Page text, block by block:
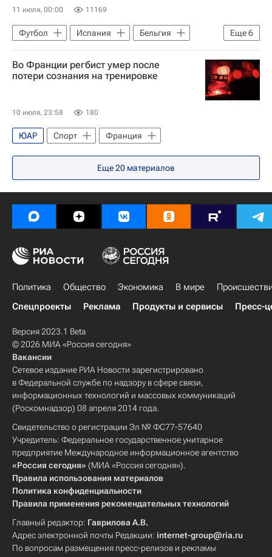
11 июля, 00:00 11169
Еще6
Футбол Испания
Бельгия
ЧМ по футболу 2026
Микель Мерино
Фабиан Руис
Шарль Де Кетеларе
Во Франции регбист умер после
потери сознания на тренировке
10 июля, 23:58 180
ЮАР Спорт Франция
Еще20 материалов
Политика Общество Экономика В мире
Спецпроекты
Реклама Продукты и сервисы Пресс-
Версия 2023.1 Beta
© 2026 МИА «Россия сегодня»
Вакансии
Сетевое издание РИА Новости зарегистрировано
в Федеральной службе по надзору в сфере связи,
информационных технологий и массовых коммуникаций
(Роскомнадзор) 08 апреля 2014 года.
Свидетельство о регистрации Эл № ФС77-57640
Учредитель: Федеральное государственное унитарное
предприятие Международное информационное агентство
«Россия сегодня» (МИА «Россия сегодня»).
Правила использования материалов
Политика конфиденциальности
Правила применения рекомендательных технологий
Главный редактор: Гаврилова А.В.
Адрес электронной почты Редакции: internet-group@ria.ru
По вопросам размещения пресс-релизов и рекламы